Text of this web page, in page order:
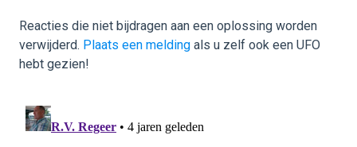
Reacties die niet bijdragen aan een oplossing worden
verwijderd. Plaats een melding als u zelf ook een UFO
hebt gezien!